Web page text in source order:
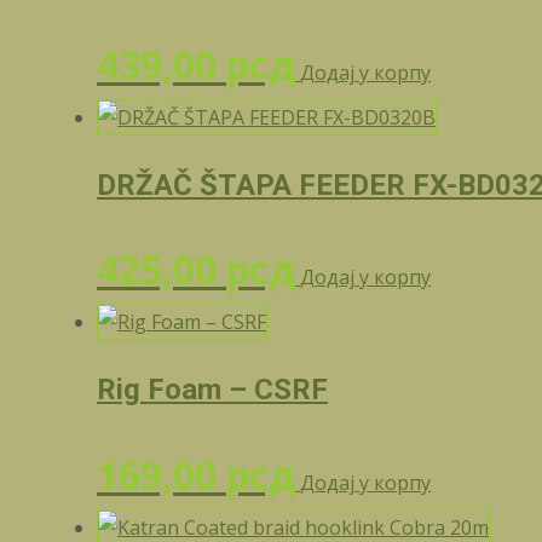
439,00 рсд Додај у корпу
DRŽAČ ŠTAPA FEEDER FX-
425,00 рсд Додај у корпу
Rig Foam – CSRF
169,00 рсд Додај у корпу